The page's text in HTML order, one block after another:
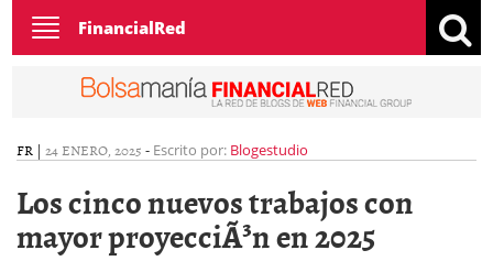
Toggle
navigation
FinancialRed
FR | 24 ENERO, 2025 - Escrito por: Blogestudio
Los cinco nuevos trabajos con
mayor proyecciÃ³n en 2025